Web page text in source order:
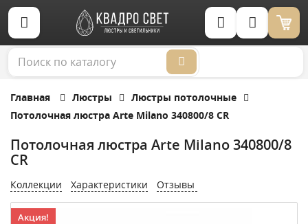
Корзина (0)
Главная Люстры
Люстры потолочные
Потолочная люстра Arte Milano 340800/8 CR
Потолочная люстра Arte Milano 340800/8
CR
Коллекции Характеристики Отзывы
Акция!